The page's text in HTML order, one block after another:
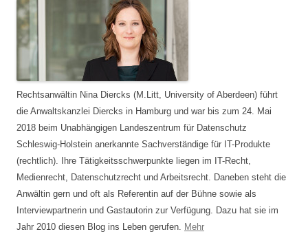
Rechtsanwältin Nina Diercks (M.Litt, University of Aberdeen) führt
die Anwaltskanzlei Diercks in Hamburg und war bis zum 24. Mai
2018 beim Unabhängigen Landeszentrum für Datenschutz
Schleswig-Holstein anerkannte Sachverständige für IT-Produkte
(rechtlich). Ihre Tätigkeitsschwerpunkte liegen im IT-Recht,
Medienrecht, Datenschutzrecht und Arbeitsrecht. Daneben steht die
Anwältin gern und oft als Referentin auf der Bühne sowie als
Interviewpartnerin und Gastautorin zur Verfügung. Dazu hat sie im
Jahr 2010 diesen Blog ins Leben gerufen. Mehr